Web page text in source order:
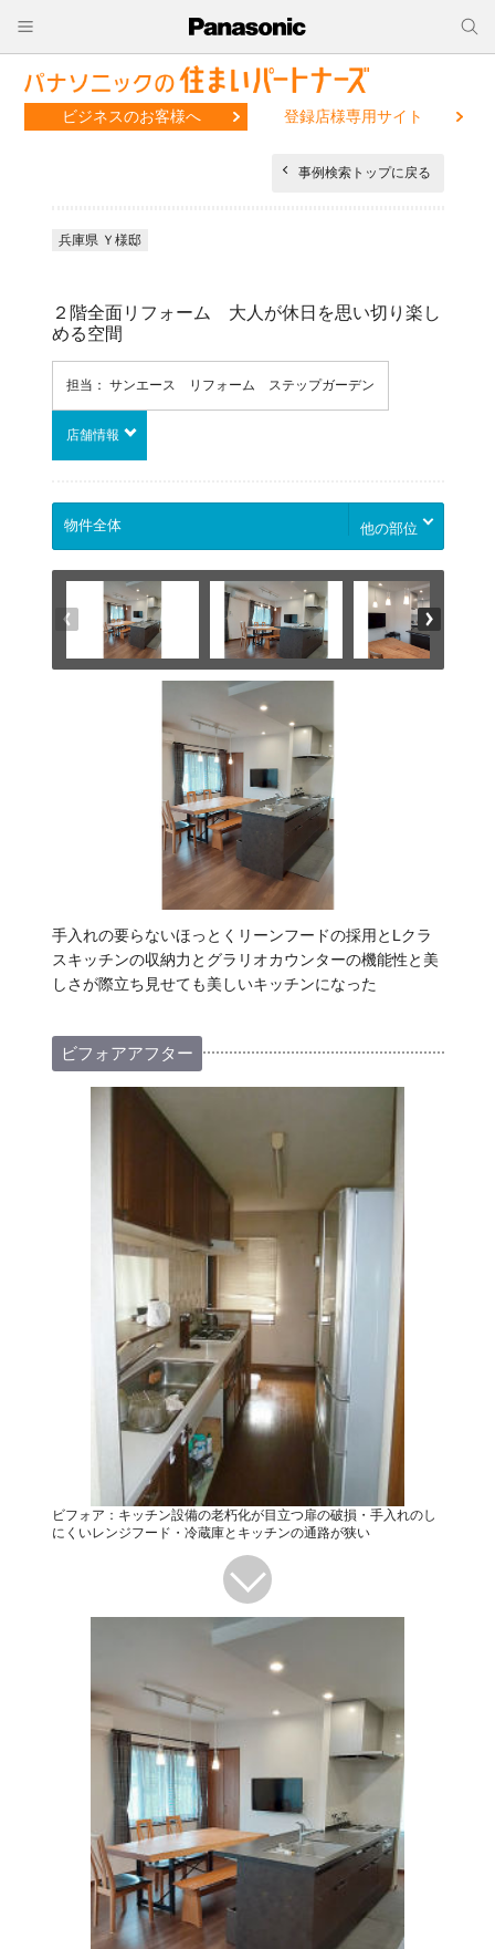
ビジネスのお客様へ 登録店様専用サイト
事例検索トップに戻る
兵庫県 Ｙ様邸
２階全面リフォーム 大人が休日を思い切り楽し
める空間
担当： サンエース リフォーム ステップガーデン
店舗情報
他の部位
手入れの要らないほっとくリーンフードの採用とLクラ
スキッチンの収納力とグラリオカウンターの機能性と美
しさが際立ち見せても美しいキッチンになった
ビフォアアフター
ビフォア：キッチン設備の老朽化が目立つ扉の破損・手入れのし
にくいレンジフード・冷蔵庫とキッチンの通路が狭い